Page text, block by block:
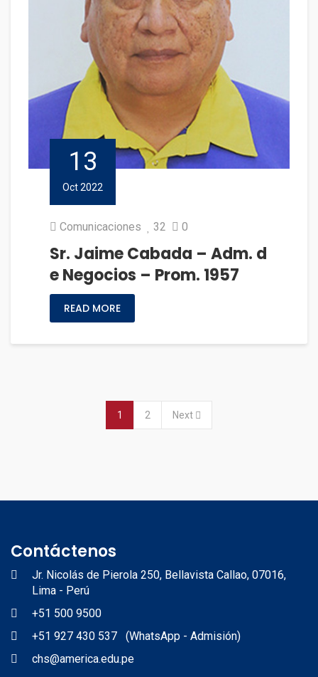
13
Oct 2022
Comunicaciones 32 0
Sr. Jaime Cabada – Adm. d
e Negocios – Prom. 1957
READ MORE
1 2 Next
Contáctenos
Jr. Nicolás de Pierola 250, Bellavista Callao, 07016,
Lima - Perú
+51 500 9500
+51 927 430 537 (WhatsApp - Admisión)
chs@america.edu.pe